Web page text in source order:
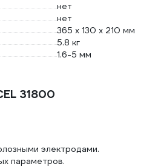
нет
нет
365 x 130 x 210 мм
5.8 кг
1.6-5 мм
31800
электродами.
параметров.